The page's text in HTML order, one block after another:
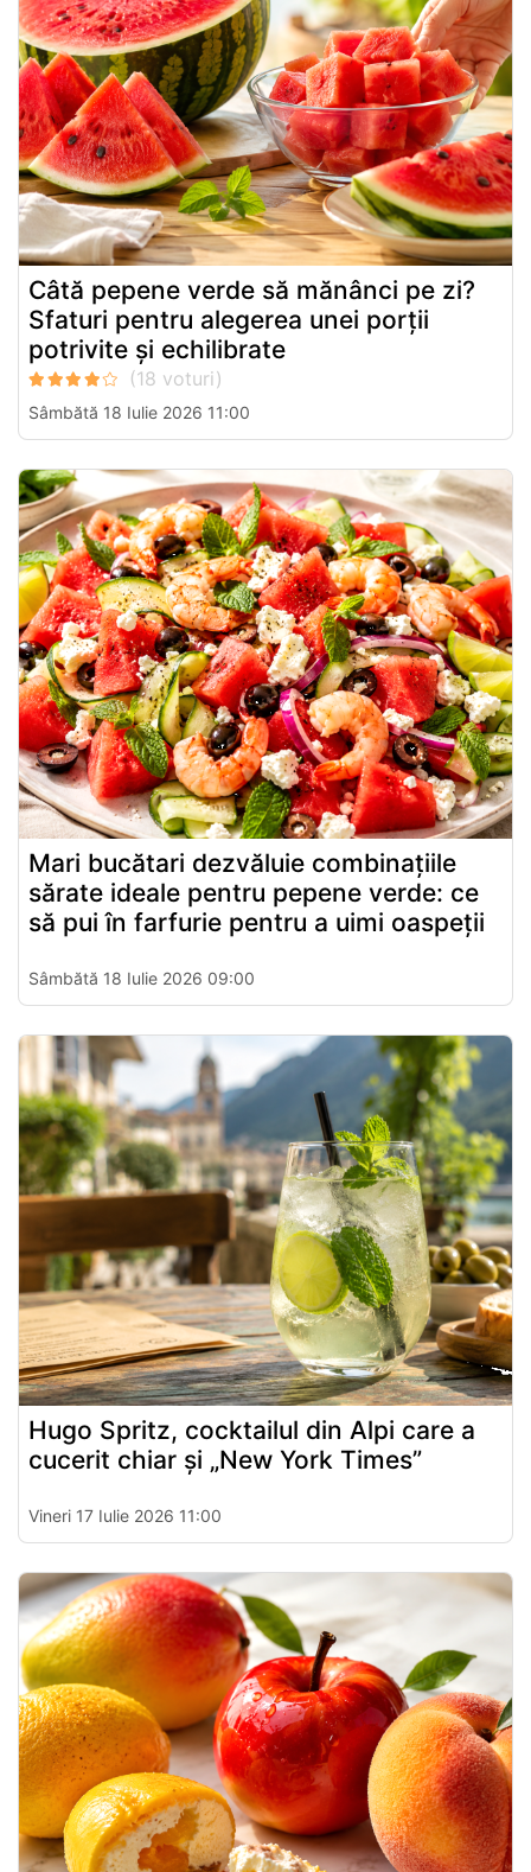
Câtă pepene verde să mănânci pe zi?
Sfaturi pentru alegerea unei porții
potrivite și echilibrate
Sâmbătă 18 Iulie 2026 11:00
Mari bucătari dezvăluie combinațiile
sărate ideale pentru pepene verde: ce
să pui în farfurie pentru a uimi oaspeții
Sâmbătă 18 Iulie 2026 09:00
Hugo Spritz, cocktailul din Alpi care a
cucerit chiar și „New York Times”
Vineri 17 Iulie 2026 11:00